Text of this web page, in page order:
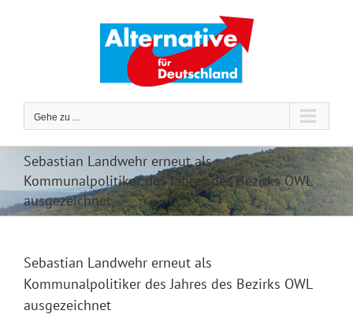
Gehe zu ...
Sebastian Landwehr erneut als
Kommunalpolitiker des Jahres des Bezirks OWL
ausgezeichnet
Sebastian Landwehr erneut als
Kommunalpolitiker des Jahres des Bezirks OWL
ausgezeichnet